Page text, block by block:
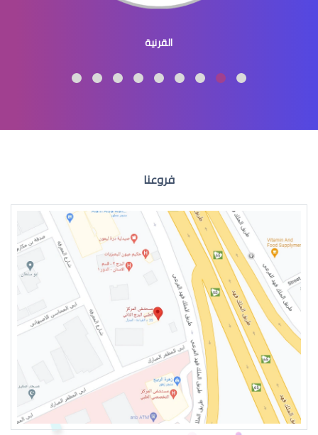
عيون الاطفال المنغوليين
عيون الطفل الرضيع
عيون الطفل الرضيع تدمع
القرنية
فروعنا